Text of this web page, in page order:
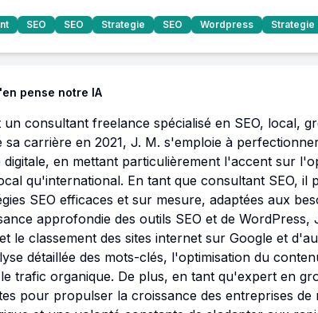
SEO SEO Strategie SEO Wordpress Strategie
pense notre IA
un consultant freelance spécialisé en SEO, local,
sa carrière en 2021, J. M. s'emploie à
digitale, en mettant particulièrement l'accent sur
qu'international. En tant que consultant SEO,
SEO efficaces et sur mesure, adaptées aux
approfondie des outils SEO et de
le classement des sites internet sur Google et
détaillée des mots-clés, l'optimisation du
trafic organique. De plus, en tant qu'expert en
pour propulser la croissance des entreprises